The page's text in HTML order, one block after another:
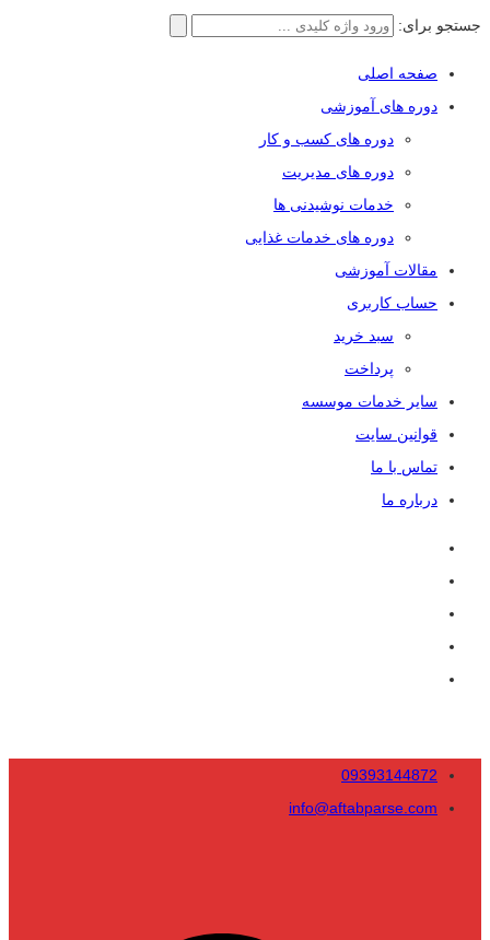
جستجو برای:
صفحه اصلی
دوره های آموزشی
دوره های کسب و کار
دوره های مدیریت
خدمات نوشیدنی ها
دوره های خدمات غذایی
مقالات آموزشی
حساب کاربری
سبد خرید
پرداخت
سایر خدمات موسسه
قوانین سایت
تماس با ما
درباره ما
09393144872
info@aftabparse.com